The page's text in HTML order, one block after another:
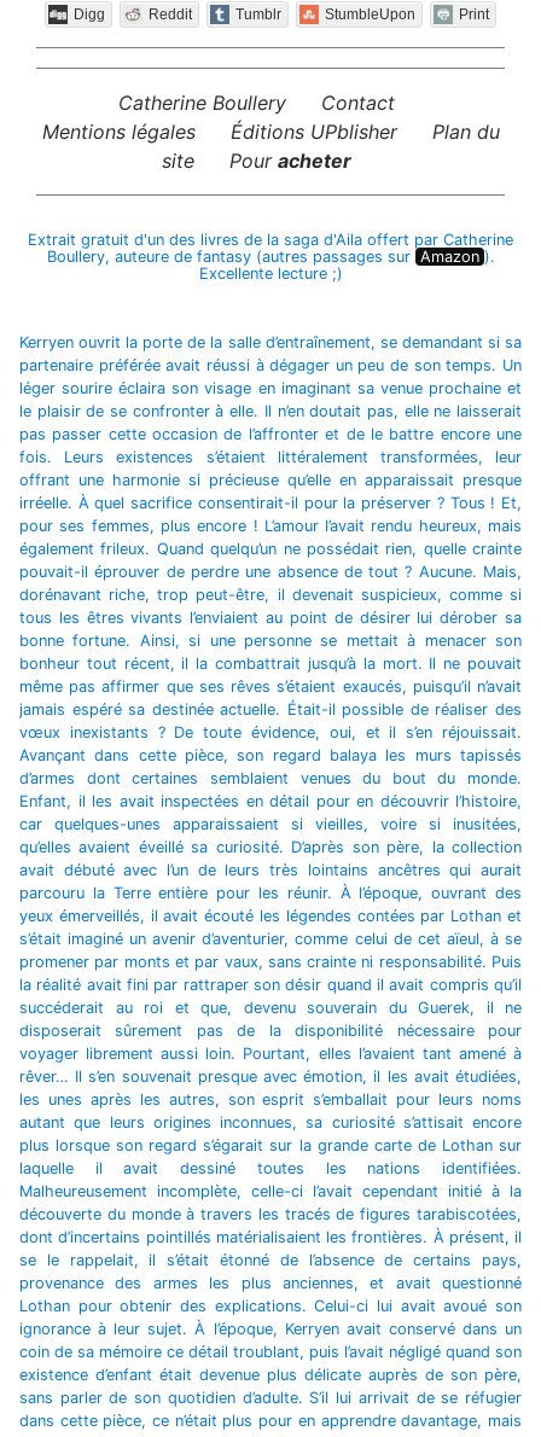
Digg
Reddit Tumblr StumbleUpon Print
Catherine Boullery
Contact
Mentions légales
Éditions UPblisher
Plan du
site
Pour acheter
Extrait gratuit d'un des livres de la saga d'Aila offert par Catherine
Boullery, auteure de fantasy (autres passages sur Amazon ).
Excellente lecture ;)
Kerryen ouvrit la porte de la salle d’entraînement, se demandant si sa
partenaire préférée avait réussi à dégager un peu de son temps. Un
léger sourire éclaira son visage en imaginant sa venue prochaine et
le plaisir de se confronter à elle. Il n’en doutait pas, elle ne laisserait
pas passer cette occasion de l’affronter et de le battre encore une
fois. Leurs existences s’étaient littéralement transformées, leur
offrant une harmonie si précieuse qu’elle en apparaissait presque
irréelle. À quel sacrifice consentirait-il pour la préserver ? Tous ! Et,
pour ses femmes, plus encore ! L’amour l’avait rendu heureux, mais
également frileux. Quand quelqu’un ne possédait rien, quelle crainte
pouvait-il éprouver de perdre une absence de tout ? Aucune. Mais,
dorénavant riche, trop peut-être, il devenait suspicieux, comme si
tous les êtres vivants l’enviaient au point de désirer lui dérober sa
bonne fortune. Ainsi, si une personne se mettait à menacer son
bonheur tout récent, il la combattrait jusqu’à la mort. Il ne pouvait
même pas affirmer que ses rêves s’étaient exaucés, puisqu’il n’avait
jamais espéré sa destinée actuelle. Était-il possible de réaliser des
vœux inexistants ? De toute évidence, oui, et il s’en réjouissait.
Avançant dans cette pièce, son regard balaya les murs tapissés
d’armes dont certaines semblaient venues du bout du monde.
Enfant, il les avait inspectées en détail pour en découvrir l’histoire,
car quelques-unes apparaissaient si vieilles, voire si inusitées,
qu’elles avaient éveillé sa curiosité. D’après son père, la collection
avait débuté avec l’un de leurs très lointains ancêtres qui aurait
parcouru la Terre entière pour les réunir. À l’époque, ouvrant des
yeux émerveillés, il avait écouté les légendes contées par Lothan et
s’était imaginé un avenir d’aventurier, comme celui de cet aïeul, à se
promener par monts et par vaux, sans crainte ni responsabilité. Puis
la réalité avait fini par rattraper son désir quand il avait compris qu’il
succéderait au roi et que, devenu souverain du Guerek, il ne
disposerait sûrement pas de la disponibilité nécessaire pour
voyager librement aussi loin. Pourtant, elles l’avaient tant amené à
rêver… Il s’en souvenait presque avec émotion, il les avait étudiées,
les unes après les autres, son esprit s’emballait pour leurs noms
autant que leurs origines inconnues, sa curiosité s’attisait encore
plus lorsque son regard s’égarait sur la grande carte de Lothan sur
laquelle il avait dessiné toutes les nations identifiées.
Malheureusement incomplète, celle-ci l’avait cependant initié à la
découverte du monde à travers les tracés de figures tarabiscotées,
dont d’incertains pointillés matérialisaient les frontières. À présent, il
se le rappelait, il s’était étonné de l’absence de certains pays,
provenance des armes les plus anciennes, et avait questionné
Lothan pour obtenir des explications. Celui-ci lui avait avoué son
ignorance à leur sujet. À l’époque, Kerryen avait conservé dans un
coin de sa mémoire ce détail troublant, puis l’avait négligé quand son
existence d’enfant était devenue plus délicate auprès de son père,
sans parler de son quotidien d’adulte. S’il lui arrivait de se réfugier
dans cette pièce, ce n’était plus pour en apprendre davantage, mais